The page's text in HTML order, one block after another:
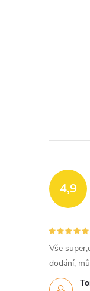
4,9
Vše
dodání,